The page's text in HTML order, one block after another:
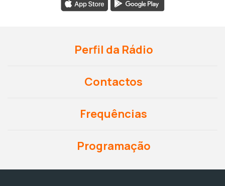
Perfil da Rádio
Contactos
Frequências
Programação